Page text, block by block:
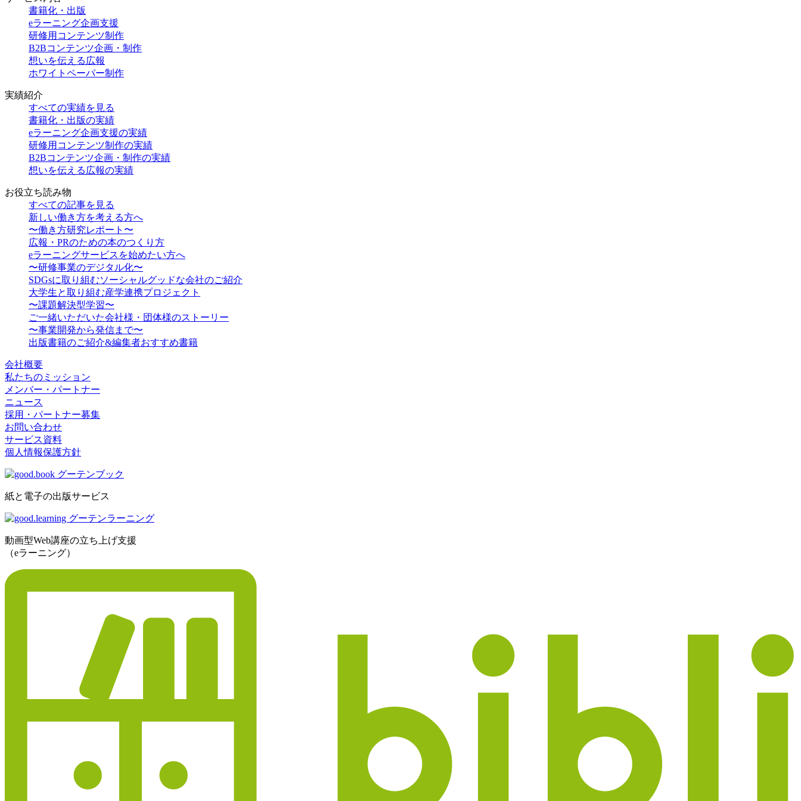
書籍化・出版
eラーニング企画支援
研修用コンテンツ制作
B2Bコンテンツ企画・制作
想いを伝える広報
ホワイトペーパー制作
実績紹介
すべての実績を見る
書籍化・出版の実績
eラーニング企画支援の実績
研修用コンテンツ制作の実績
B2Bコンテンツ企画・制作の実績
想いを伝える広報の実績
お役立ち読み物
すべての記事を見る
新しい働き方を考える方へ
〜働き方研究レポート〜
広報・PRのための本のつくり方
eラーニングサービスを始めたい方へ
〜研修事業のデジタル化〜
SDGsに取り組むソーシャルグッドな会社のご紹介
大学生と取り組む産学連携プロジェクト
〜課題解決型学習〜
ご一緒いただいた会社様・団体様のストーリー
〜事業開発から発信まで〜
出版書籍のご紹介&編集者おすすめ書籍
会社概要
私たちのミッション
メンバー・パートナー
ニュース
採用・パートナー募集
お問い合わせ
サービス資料
個人情報保護方針
紙と電子の出版サービス
動画型Web講座の立ち上げ支援
（eラーニング）